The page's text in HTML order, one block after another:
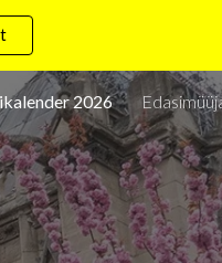
navigation
2026